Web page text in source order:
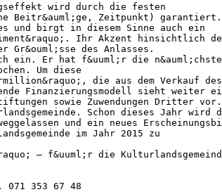
wird durch die festen
Beitr&auml;ge, Zeitpunkt)
und birgt in diesem Sinne auch ein
Ihr Akzent hinsichtlich
Gr&ouml;sse des Anlasses.
ein. Er hat f&uuml;r die
Um diese
die aus dem Verkauf des
Finanzierungsmodell sieht weiter
sowie Zuwendungen Dritter vor.
Schon dieses Jahr wird
und ein neues
im Jahr 2015 zu
– f&uuml;r die
353 67 48